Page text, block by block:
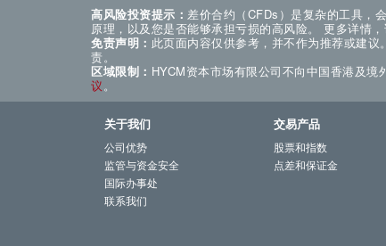
高风险投资提示： 差价合约（CFDs）是复杂的工具，
原理，以及您是否能够承担亏损的高风险。 更多详情
免责声明： 此页面内容仅供参考，并不作为推荐或建
责。
区域限制： HYCM资本市场有限公司不向中国香港及境
议。
关于我们
公司优势
监管与资金安全
国际办事处
联系我们
交易产品
股票和指数
点差和保证金